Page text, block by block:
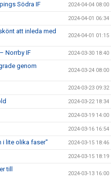
Södra IF 2024-04-04 08:00
2024-04-01 06:34
att inleda med
2024-04-01 01:15
Norrby IF 2024-03-30 18:40
genom
2024-03-24 08:00
2024-03-23 09:32
2024-03-22 18:34
2024-03-19 14:00
2024-03-16 16:54
i lite olika faser" 2024-03-15 18:46
2024-03-15 18:19
till
2024-03-13 16:00